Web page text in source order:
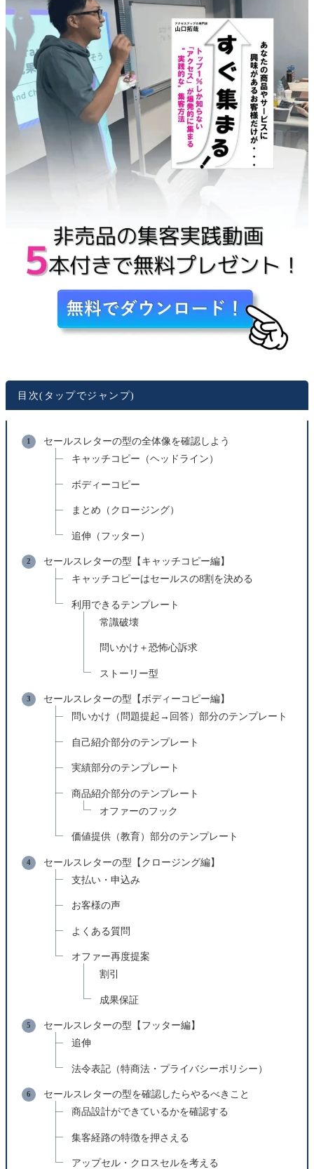
目次(タップでジャンプ)
セールスレターの型の全体像を確認しよう
キャッチコピー（ヘッドライン）
ボディーコピー
まとめ（クロージング）
追伸（フッター）
セールスレターの型【キャッチコピー編】
キャッチコピーはセールスの8割を決める
利用できるテンプレート
常識破壊
問いかけ＋恐怖心訴求
ストーリー型
セールスレターの型【ボディーコピー編】
問いかけ（問題提起→回答）部分のテンプレート
自己紹介部分のテンプレート
実績部分のテンプレート
商品紹介部分のテンプレート
オファーのフック
価値提供（教育）部分のテンプレート
セールスレターの型【クロージング編】
支払い・申込み
お客様の声
よくある質問
オファー再度提案
割引
成果保証
セールスレターの型【フッター編】
追伸
法令表記（特商法・プライバシーポリシー）
セールスレターの型を確認したらやるべきこと
商品設計ができているかを確認する
集客経路の特徴を押さえる
アップセル・クロスセルを考える